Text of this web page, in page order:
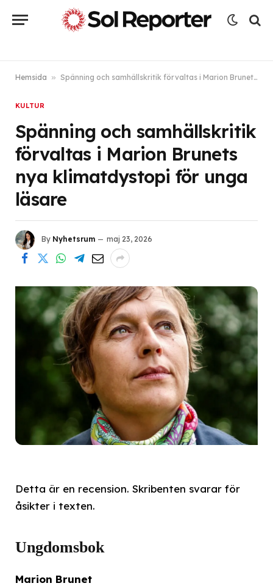
Hemsida » Spänning och samhällskritik förvaltas i Marion Brunets nya klimatdystopi för unga läsare
KULTUR
Spänning och samhällskritik
förvaltas i Marion Brunets
nya klimatdystopi för unga
läsare
By Nyhetsrum maj 23, 2026
Detta är en recension. Skribenten svarar för
åsikter i texten.
Ungdomsbok
Marion Brunet